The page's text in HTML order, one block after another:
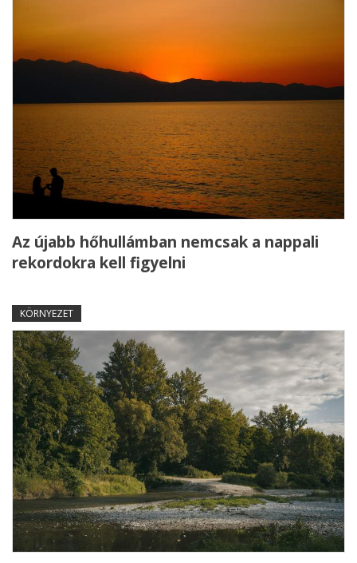
Az újabb hőhullámban nemcsak a nappali
rekordokra kell figyelni
KÖRNYEZET